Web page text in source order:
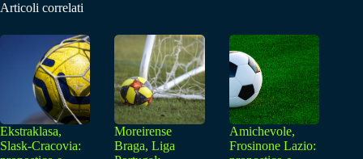
Articoli correlati
Ekstraklasa,
Slask-Cracovia:
Moreirense
Braga, Liga
Amichevole,
Frosinone Lazio: